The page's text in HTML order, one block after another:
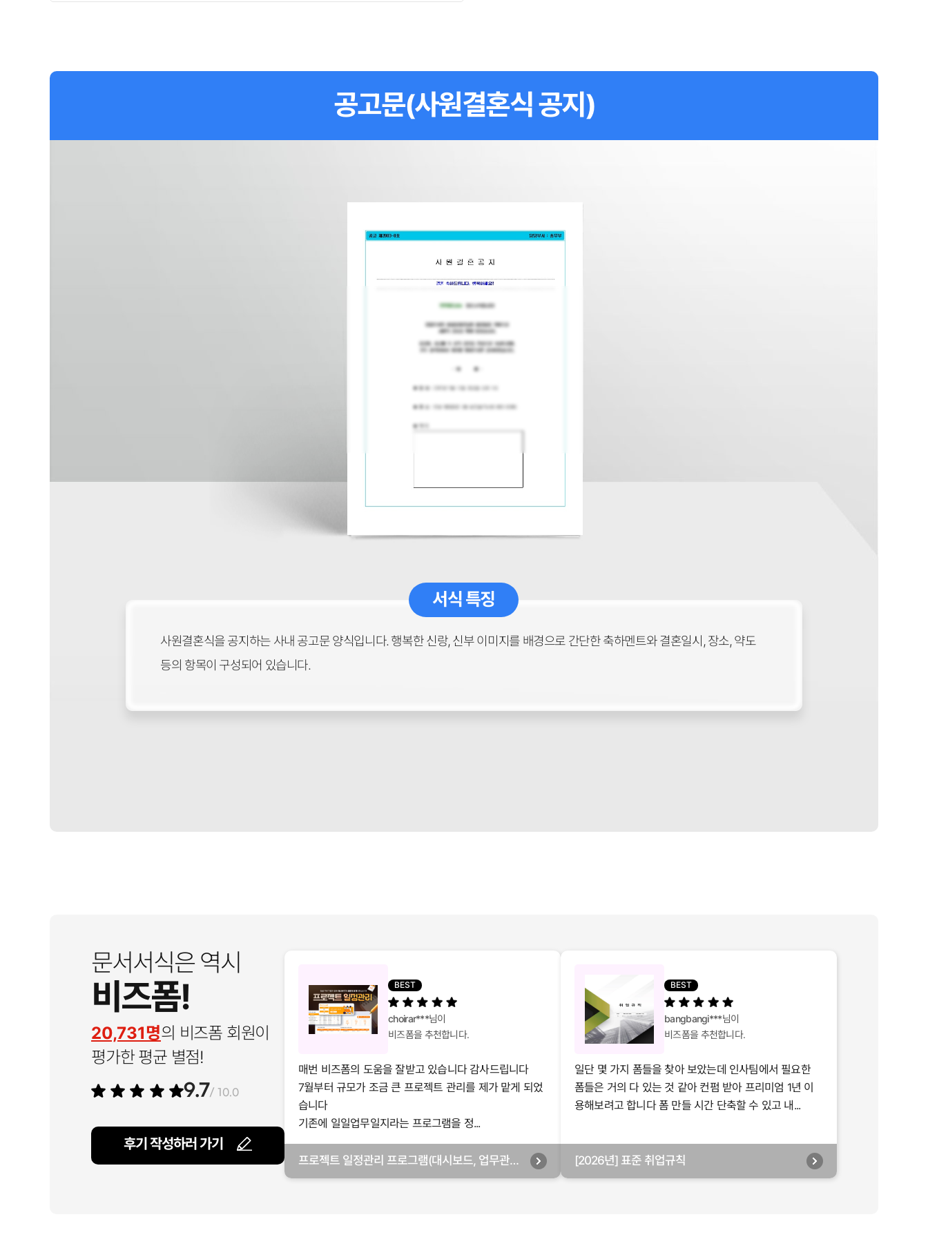
공고문(사원결혼식 공지)
서식 특징
사원결혼식을 공지하는 사내 공고문 양식입니다. 행복한 신랑, 신부 이미지를 배경으로 간단한 축하멘트와 결혼일시, 장소, 약도
등의 항목이 구성되어 있습니다.
문서서식은 역시
비즈폼!
20,731명의 비즈폼 회원이
평가한 평균 별점!
9.7/ 10.0
후기 작성하러 가기
BEST
choirar***님이
비즈폼을 추천합니다.
매번 비즈폼의 도움을 잘받고 있습니다 감사드립니다
7월부터 규모가 조금 큰 프로젝트 관리를 제가 맡게 되었
습니다
기존에 일일업무일지라는 프로그램을 정...
프로젝트 일정관리 프로그램(대시보드, 업무관리,
BEST
bangbangi***님이
비즈폼을 추천합니다.
일단 몇 가지 폼들을 찾아 보았는데 인사팀에서 필요한
폼들은 거의 다 있는 것 같아 컨펌 받아 프리미엄 1년 이
용해보려고 합니다 폼 만들 시간 단축할 수 있고 내...
[2026년] 표준 취업규칙